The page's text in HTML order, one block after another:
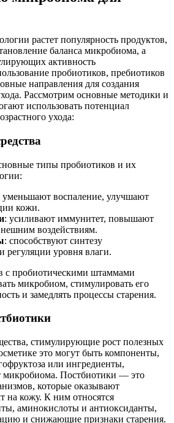
растет популярность продуктов,
баланса микробиома, а
активность
пробиотиков, пребиотиков
направления для создания
Рассмотрим основные методики и
использовать потенциал
ухода:
типы пробиотиков и их
уменьшают воспаление, улучшают
кожи.
: усиливают иммунитет, повышают
воздействиям.
: способствуют синтезу
регуляции уровня влаги.
с пробиотическими штаммами
микробиом, стимулировать его
и замедлять процессы старения.
стимулирующие рост полезных
это могут быть компоненты,
или ингредиенты,
Постбиотики — это
которые оказывают
на кожу. К ним относятся
аминокислоты и антиоксиданты,
и снижающие признаки старения.